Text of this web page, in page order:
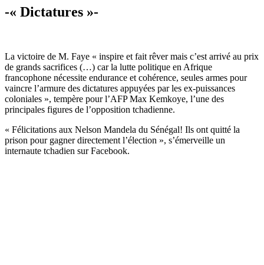
-« Dictatures »-
La victoire de M. Faye « inspire et fait rêver mais c’est arrivé au prix
de grands sacrifices (…) car la lutte politique en Afrique
francophone nécessite endurance et cohérence, seules armes pour
vaincre l’armure des dictatures appuyées par les ex-puissances
coloniales », tempère pour l’AFP Max Kemkoye, l’une des
principales figures de l’opposition tchadienne.
« Félicitations aux Nelson Mandela du Sénégal! Ils ont quitté la
prison pour gagner directement l’élection », s’émerveille un
internaute tchadien sur Facebook.